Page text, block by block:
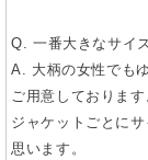
Q. 一番大きなサイ
A. 大柄の女性でも
ご用意しております
ジャケットごとに
思います。